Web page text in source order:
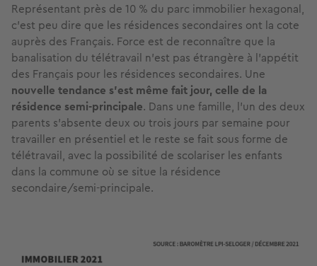
Représentant près de 10 % du parc immobilier hexagonal,
c'est peu dire que les résidences secondaires ont la cote
auprès des Français. Force est de reconnaître que la
banalisation du télétravail n’est pas étrangère à l’appétit
des Français pour les résidences secondaires. Une
nouvelle tendance s’est même fait jour, celle de la
résidence semi-principale. Dans une famille, l’un des deux
parents s’absente deux ou trois jours par semaine pour
travailler en présentiel et le reste se fait sous forme de
télétravail, avec la possibilité de scolariser les enfants
dans la commune où se situe la résidence
secondaire/semi-principale.